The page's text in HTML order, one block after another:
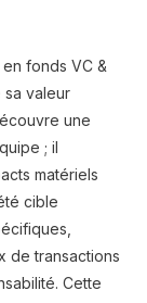
fonds VC &
sa valeur
une
; il
matériels
cible
de transactions
Cette